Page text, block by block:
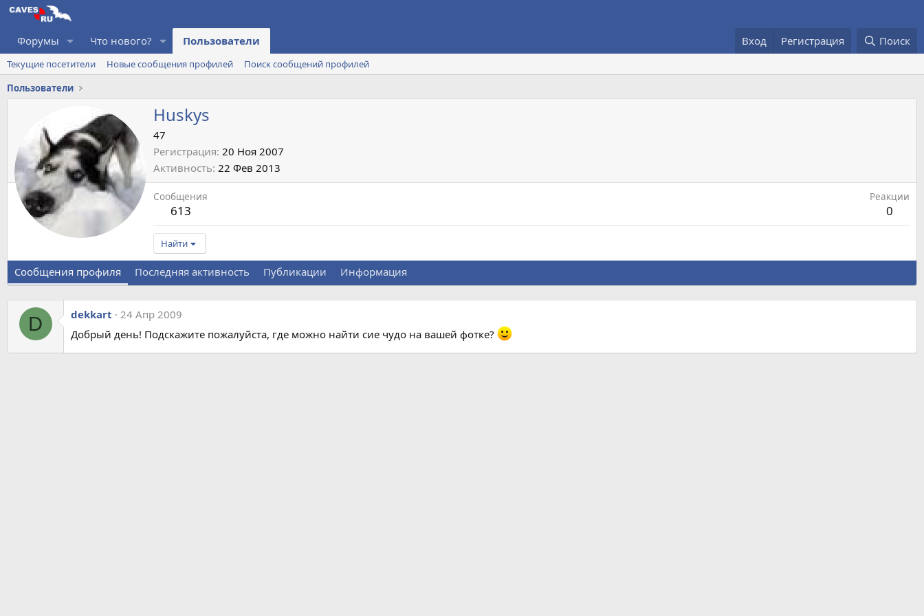
Форумы Что нового? Пользователи Вход Регистрация Поиск
Текущие посетители Новые сообщения профилей
Поиск сообщений профилей
Пользователи
Huskys
47
Регистрация 20 Ноя 2007
Активность 22 Фев 2013
Сообщения
613
Реакции
0
Найти
Сообщения профиля Последняя активность Публикации Информация
D dekkart
24 Апр 2009
Добрый день! Подскажите пожалуйста, где можно найти сие чудо на вашей фотке?